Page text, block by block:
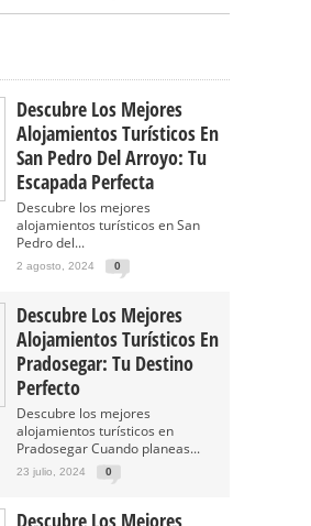
Descubre Los Mejores
Alojamientos Turísticos En
San Pedro Del Arroyo: Tu
Escapada Perfecta
Descubre los mejores
alojamientos turísticos en San
Pedro del...
2 agosto, 2024 0
Descubre Los Mejores
Alojamientos Turísticos En
Pradosegar: Tu Destino
Perfecto
Descubre los mejores
alojamientos turísticos en
Pradosegar Cuando planeas...
23 julio, 2024 0
Descubre Los Mejores